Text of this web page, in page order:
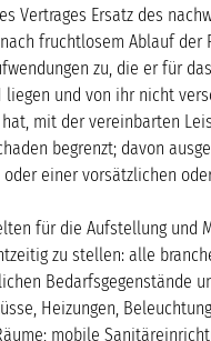
Vertrages Ersatz des
fruchtlosem Ablauf
zu, die er für
und von ihr nicht
mit der vereinbarten
begrenzt; davon
einer vorsätzlichen
für die Aufstellung
zu stellen: alle
Bedarfsgegenstände
Heizungen,
mobile